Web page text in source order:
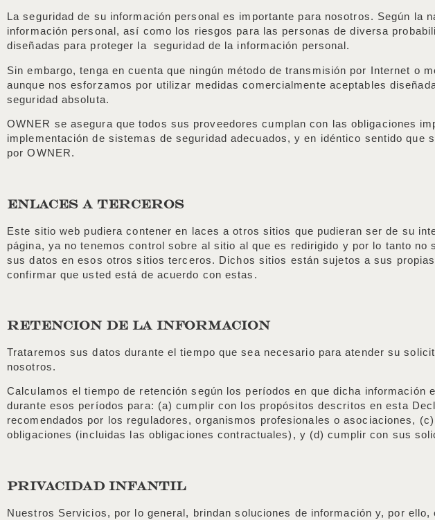
La seguridad de su información personal es importante para nosotros. Según
información personal, así como los riesgos para las personas de diversa
diseñadas para proteger la seguridad de la información personal.
Sin embargo, tenga en cuenta que ningún método de transmisión por Internet o
aunque nos esforzamos por utilizar medidas comercialmente aceptables
seguridad absoluta.
OWNER se asegura que todos sus proveedores cumplan con las obligaciones
implementación de sistemas de seguridad adecuados, y en idéntico sentido
por OWNER.
ENLACES A TERCEROS
Este sitio web pudiera contener en laces a otros sitios que pudieran ser de su
página, ya no tenemos control sobre al sitio al que es redirigido y por lo tanto
sus datos en esos otros sitios terceros. Dichos sitios están sujetos a sus
confirmar que usted está de acuerdo con estas.
RETENCION DE LA INFORMACION
Trataremos sus datos durante el tiempo que sea necesario para atender su
nosotros.
Calculamos el tiempo de retención según los períodos en que dicha
durante esos períodos para: (a) cumplir con los propósitos descritos en esta
recomendados por los reguladores, organismos profesionales o asociaciones,
obligaciones (incluidas las obligaciones contractuales), y (d) cumplir con sus
PRIVACIDAD INFANTIL
Nuestros Servicios, por lo general, brindan soluciones de información y, por